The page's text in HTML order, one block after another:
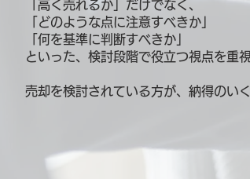
「高く売れるか」だけでなく、
「どのような点に注意すべきか」
「何を基準に判断すべきか」
といった、検討段階で役立つ視点を重
売却を検討されている方が、納得のい